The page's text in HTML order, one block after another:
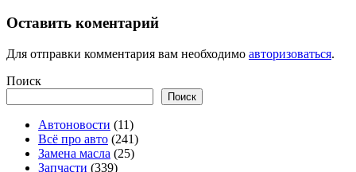
Оставить коментарий
Для отправки комментария вам необходимо авторизоваться.
Поиск
Поиск
Автоновости (11)
Всё про авто (241)
Замена масла (25)
Запчасти (339)